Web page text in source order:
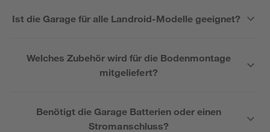
Ist die Garage für alle Landroid-Modelle geeignet?
Welches Zubehör wird für die Bodenmontage
mitgeliefert?
Benötigt die Garage Batterien oder einen
Stromanschluss?